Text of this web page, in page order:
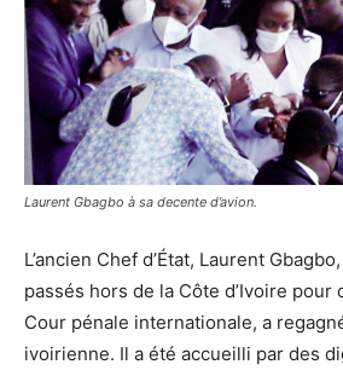
Laurent Gbagbo à sa decente d’avion.
L’ancien Chef d’État, Laurent
passés hors de la Côte d’Ivoire pour
Cour pénale internationale, a
ivoirienne. Il a été accueilli par des